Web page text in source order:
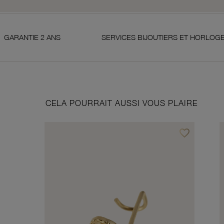
SERVICES BIJOUTIERS ET HORLOGERS
CELA POURRAIT AUSSI VOUS PLAIRE
favorite_borderAjouter à vos